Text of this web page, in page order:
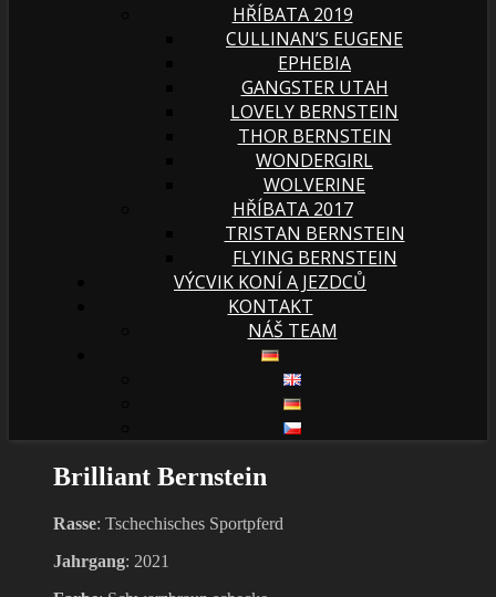
HŘÍBATA 2019
CULLINAN’S EUGENE
EPHEBIA
GANGSTER UTAH
LOVELY BERNSTEIN
THOR BERNSTEIN
WONDERGIRL
WOLVERINE
HŘÍBATA 2017
TRISTAN BERNSTEIN
FLYING BERNSTEIN
VÝCVIK KONÍ A JEZDCŮ
KONTAKT
NÁŠ TEAM
Brilliant Bernstein
Rasse: Tschechisches Sportpferd
Jahrgang: 2021